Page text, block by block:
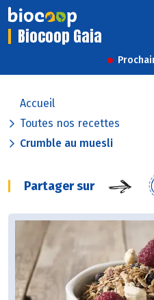
Biocoop Gaia
Accueil
Toutes nos recettes
Crumble au muesli
Partager sur